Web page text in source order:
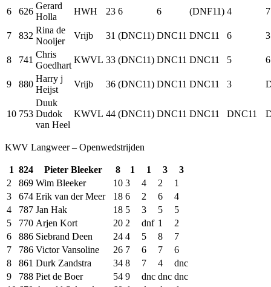
6 626
Gerard
Holla
HWH 23 6 6 (DNF11) 4 7
7 832
Rina de
Nooijer
Vrijb 31 (DNC11) DNC11 DNC11 6 3
8 741
Chris
Goedhart
KWVL 33 (DNC11) DNC11 DNC11 5 6
9 880
Harry j
Heijst
Vrijb 36 (DNC11) DNC11 DNC11 3
10 753
Duuk
Dudok
van Heel
KWVL 44 (DNC11) DNC11 DNC11 DNC11
KWV Langweer – Openwedstrijden
1 824 Pieter Bleeker 8 1 1 3
3
2
869 Wim Bleeker 10 3 4 2
1
3
674 Erik van der Meer 18 6 2 6
4
4
787 Jan Hak 18 5 3 5
5
5
770 Arjen Kort 20 2 dnf 1
2
6
886 Siebrand Deen 24 4 5 8
7
7
786 Victor Vansoline 26 7 6 7
6
8
861 Durk Zandstra 34 8 7 4
dnc
9
788 Piet de Boer 54 9 dnc dnc dnc